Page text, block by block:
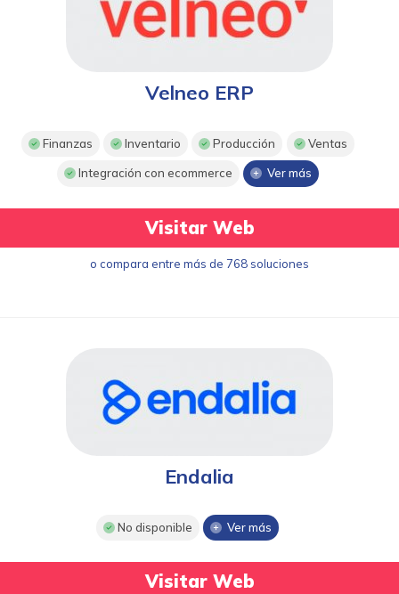
Velneo ERP
Finanzas Inventario Producción Ventas
Integración con ecommerce Ver más
Visitar Web
o compara entre más de 768 soluciones
Endalia
No disponible Ver más
Visitar Web